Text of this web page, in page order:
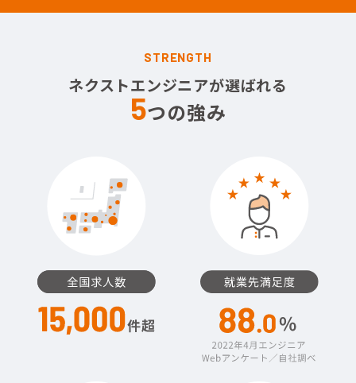
STRENGTH
ネクストエンジニアが選ばれる
5つの強み